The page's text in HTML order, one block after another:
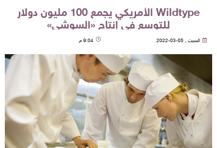
Wildtype الأمريكي يجمع 100 مليون دولار
للتوسع في إنتاج «السوشي»
السبت , 05-03-2022 9:04 م